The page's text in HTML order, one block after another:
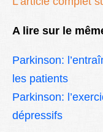
A lire sur le
Parkinson:
les patients
Parkinson:
dépressifs